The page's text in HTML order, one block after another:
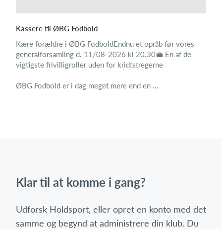
Kassere til ØBG Fodbold
Kære forældre i ØBG FodboldEndnu et opråb før vores
generalforsamling d. 11/08-2026 kl 20.30💼 En af de
vigtigste frivilligroller uden for kridtstregerne
ØBG Fodbold er i dag meget mere end en ...
Klar til at komme i gang?
Udforsk Holdsport, eller opret en konto med det
samme og begynd at administrere din klub. Du